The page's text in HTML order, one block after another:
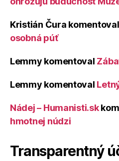
Kristián Čura komentoval
osobná púť
Lemmy komentoval
Lemmy komentoval
Nádej – Humanisti.sk
hmotnej núdzi
Transparentný